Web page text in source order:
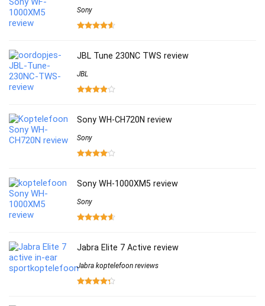
Sony
JBL Tune 230NC TWS review
JBL
Sony WH-CH720N review
Sony
Sony WH-1000XM5 review
Sony
Jabra Elite 7 Active review
Jabra koptelefoon reviews